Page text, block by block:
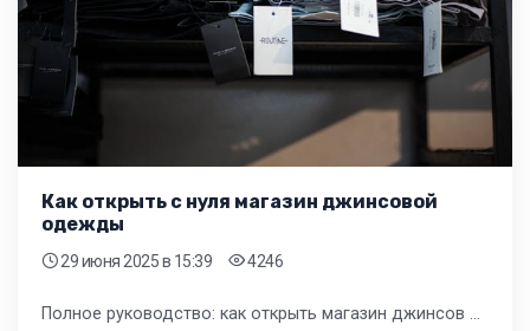
Как открыть с нуля магазин джинсовой
одежды
29 июня 2025в 15:39 4246
Полное руководство: как открыть магазин джинсов с нуля в России. Анализ рынка, выбор локации, формирование ассортимента, цены, маркетинг, финансы – ключевые шаги для успешного старта и прибыльной работы розничной точки джинсовой одежды.